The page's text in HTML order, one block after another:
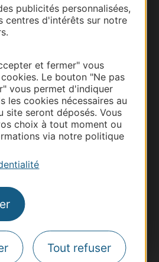
publicités personnalisées,
centres d'intérêts sur notre
et fermer" vous
Le bouton "Ne pas
vous permet d'indiquer
les cookies nécessaires au
site seront déposés. Vous
choix à tout moment ou
via notre politique
Tout refuser